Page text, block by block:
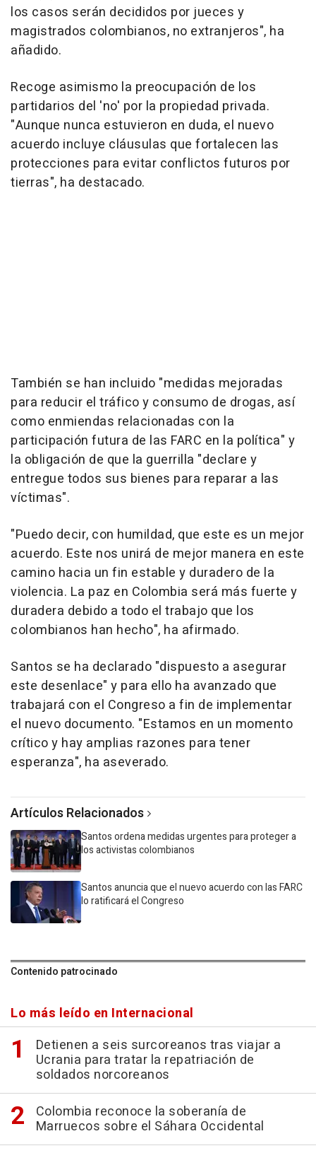
los casos serán decididos por jueces y
magistrados colombianos, no extranjeros", ha
añadido.
Recoge asimismo la preocupación de los
partidarios del 'no' por la propiedad privada.
"Aunque nunca estuvieron en duda, el nuevo
acuerdo incluye cláusulas que fortalecen las
protecciones para evitar conflictos futuros por
tierras", ha destacado.
También se han incluido "medidas mejoradas
para reducir el tráfico y consumo de drogas, así
como enmiendas relacionadas con la
participación futura de las FARC en la política" y
la obligación de que la guerrilla "declare y
entregue todos sus bienes para reparar a las
víctimas".
"Puedo decir, con humildad, que este es un mejor
acuerdo. Este nos unirá de mejor manera en este
camino hacia un fin estable y duradero de la
violencia. La paz en Colombia será más fuerte y
duradera debido a todo el trabajo que los
colombianos han hecho", ha afirmado.
Santos se ha declarado "dispuesto a asegurar
este desenlace" y para ello ha avanzado que
trabajará con el Congreso a fin de implementar
el nuevo documento. "Estamos en un momento
crítico y hay amplias razones para tener
esperanza", ha aseverado.
Artículos Relacionados
Santos ordena medidas urgentes para proteger a
los activistas colombianos
Santos anuncia que el nuevo acuerdo con las FARC
lo ratificará el Congreso
Contenido patrocinado
Lo más leído en Internacional
Detienen a seis surcoreanos tras viajar a
Ucrania para tratar la repatriación de
soldados norcoreanos
Colombia reconoce la soberanía de
Marruecos sobre el Sáhara Occidental